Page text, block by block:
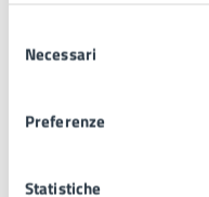
delNecessari
Preferenze
Statistiche
Strutture_PIANO+2
Elab.1-rilievo fognario